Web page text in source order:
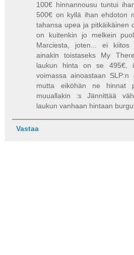
100€ hinnannousu tuntui
500€ on kyllä ihan ehdoton
tahansa upea ja pitkäikäinen
on kuitenkin jo melkein
Marciesta, joten... ei
ainakin toistaseks My
laukun hinta on se 495€,
voimassa ainoastaan SLP:n
mutta eiköhän ne hinnat
muuallakin :s Jännittää
laukun vanhaan hintaan
Vastaa